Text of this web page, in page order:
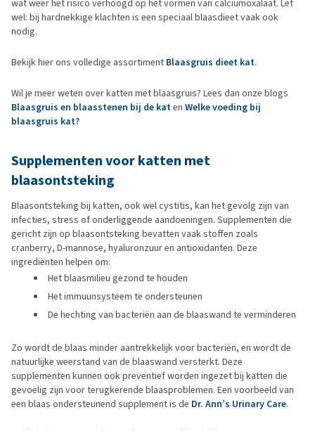
wat weer het risico verhoogd op het vormen van calciumoxalaat. Let
wel: bij hardnekkige klachten is een speciaal blaasdieet vaak ook
nodig.
Bekijk hier ons volledige assortiment Blaasgruis dieet kat.
Wil je meer weten over katten met blaasgruis? Lees dan onze blogs
Blaasgruis en blaasstenen bij de katen Welke voeding bij
blaasgruis kat?
Supplementen voor katten met
blaasontsteking
Blaasontsteking bij katten, ook wel cystitis, kan het gevolg zijn van
infecties, stress of onderliggende aandoeningen. Supplementen die
gericht zijn op blaasontsteking bevatten vaak stoffen zoals
cranberry, D-mannose, hyaluronzuur en antioxidanten. Deze
ingrediënten helpen om:
Het blaasmilieu gezond te houden
Het immuunsysteem te ondersteunen
De hechting van bacteriën aan de blaaswand te verminderen
Zo wordt de blaas minder aantrekkelijk voor bacteriën, en wordt de
natuurlijke weerstand van de blaaswand versterkt. Deze
supplementen kunnen ook preventief worden ingezet bij katten die
gevoelig zijn voor terugkerende blaasproblemen. Een voorbeeld van
een blaas ondersteunend supplement is de Dr. Ann’s Urinary Care.